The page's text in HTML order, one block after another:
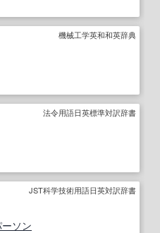
機械工学英和和英辞典
法令用語日英標準対訳辞書
JST科学技術用語日英対訳辞書
ソン